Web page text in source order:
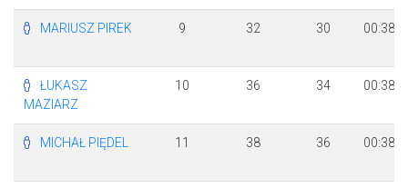
MARIUSZ PIREK 9 32 30
ŁUKASZ
MAZIARZ
10 36 34
MICHAŁ PIĘDEL 11 38 36